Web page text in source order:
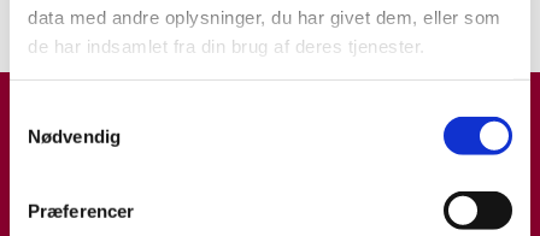
data med andre oplysninger, du har givet dem, eller som
de har indsamlet fra din brug af deres tjenester.
Nødvendig
Præferencer
22.11.21 TYPE 1